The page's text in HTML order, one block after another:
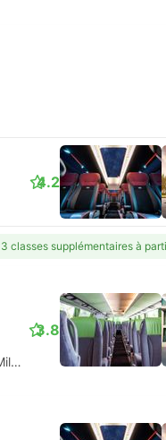
4.2
3 classes supplémentaires à
Lampugnano gare routière de Milan, Milan
3.8